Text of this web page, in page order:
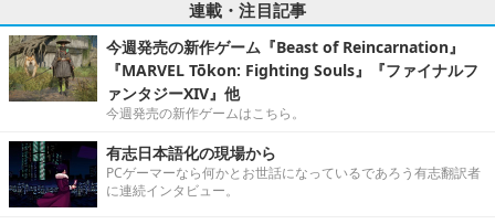
連載・注目記事
今週発売の新作ゲーム『Beast of Reincarnation』
『MARVEL Tōkon: Fighting Souls』『ファイナルフ
ァンタジーXIV』他
今週発売の新作ゲームはこちら。
有志日本語化の現場から
PCゲーマーなら何かとお世話になっているであろう有志翻訳者
に連続インタビュー。